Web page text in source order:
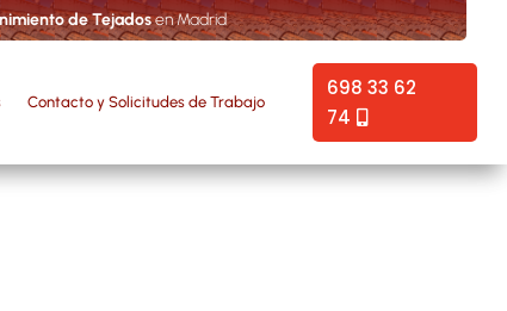
de Tejadosen Madrid
Contacto y Solicitudes de Trabajo
698 33 62
74